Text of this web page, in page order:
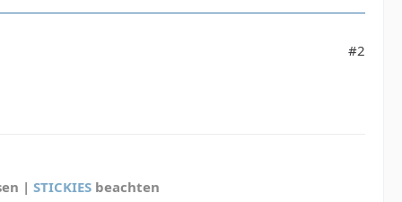
#2
| STICKIES beachten